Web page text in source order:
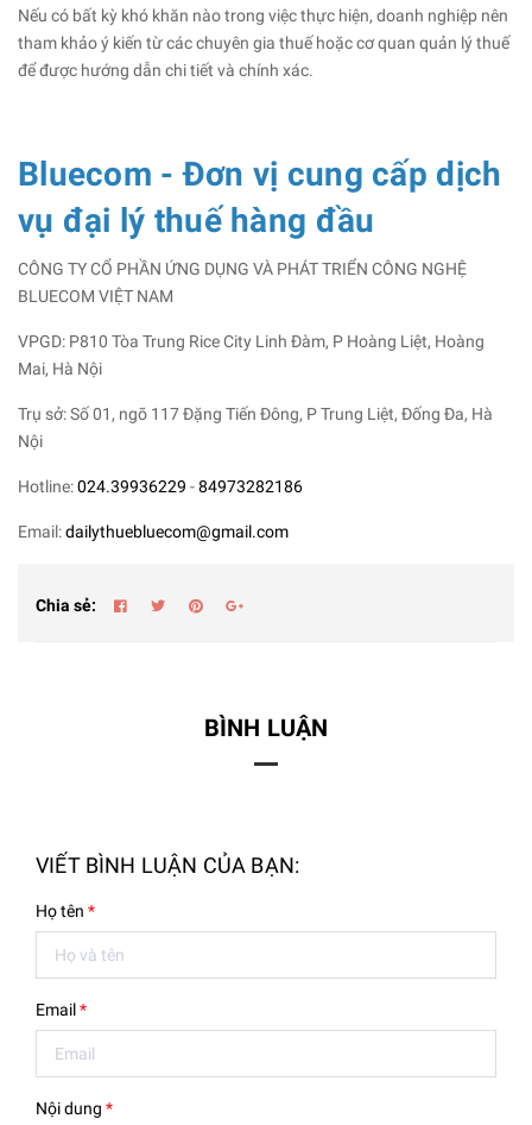
Nếu có bất kỳ khó khăn nào trong việc thực hiện, doanh nghiệp nên
tham khảo ý kiến từ các chuyên gia thuế hoặc cơ quan quản lý thuế
để được hướng dẫn chi tiết và chính xác.
Bluecom - Đơn vị cung cấp dịch
vụ đại lý thuế hàng đầu
CÔNG TY CỔ PHẦN ỨNG DỤNG VÀ PHÁT TRIỂN CÔNG NGHỆ
BLUECOM VIỆT NAM
VPGD: P810 Tòa Trung Rice City Linh Đàm, P Hoàng Liệt, Hoàng
Mai, Hà Nội
Trụ sở: Số 01, ngõ 117 Đặng Tiến Đông, P Trung Liệt, Đống Đa, Hà
Nội
Hotline:024.39936229 -84973282186
Email:dailythuebluecom@gmail.com
Chia sẻ:
BÌNH LUẬN
VIẾT BÌNH LUẬN CỦA BẠN:
Họ tên *
Email*
Nội dung *